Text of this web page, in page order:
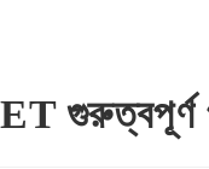
গুরুত্বপূর্ণ